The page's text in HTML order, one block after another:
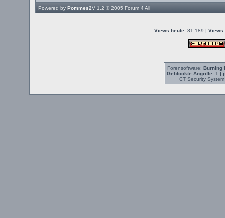
Powered by Pommes2V 1.2 © 2005 Forum 4 All
Views heute: 81.189 | Views
Forensoftware: Burning
Geblockte Angriffe:1 |
CT Security